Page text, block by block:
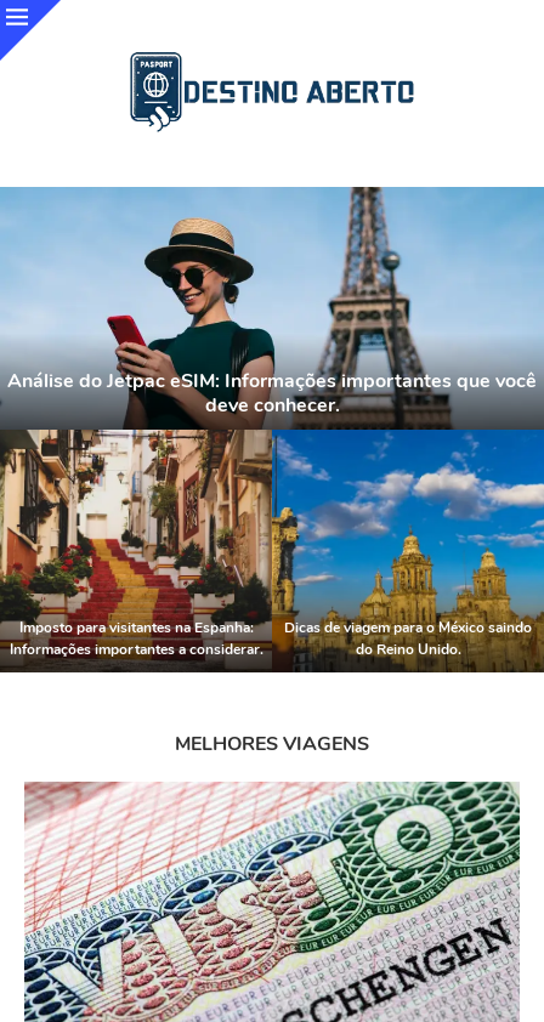
Análise do Jetpac eSIM: Informações importantes que você
deve conhecer.
Imposto para visitantes na Espanha:
Informações importantes a considerar.
Dicas de viagem para o México saindo
do Reino Unido.
MELHORES VIAGENS